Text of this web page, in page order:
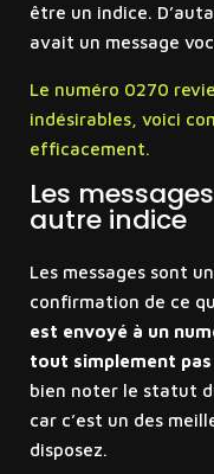
être un indice.
avait un message
Le numéro 0270
indésirables, voici
efficacement.
Les
autre indice
Les messages sont
confirmation de ce
est envoyé à un
tout simplement pas
bien noter le statut
car c’est un des
disposez.